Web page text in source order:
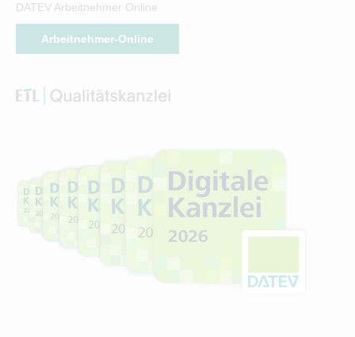
DATEV Arbeitnehmer Online
Arbeitnehmer-Online